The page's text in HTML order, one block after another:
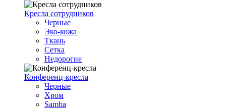
Кресла сотрудников
Черные
Эко-кожа
Ткань
Сетка
Недорогие
Конференц-кресла
Черные
Хром
Samba